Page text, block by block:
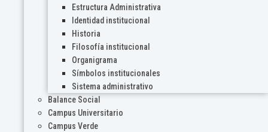
Estructura Administrativa
Identidad institucional
Historia
Filosofía institucional
Organigrama
Símbolos institucionales
Sistema administrativo
Balance Social
Campus Universitario
Campus Verde